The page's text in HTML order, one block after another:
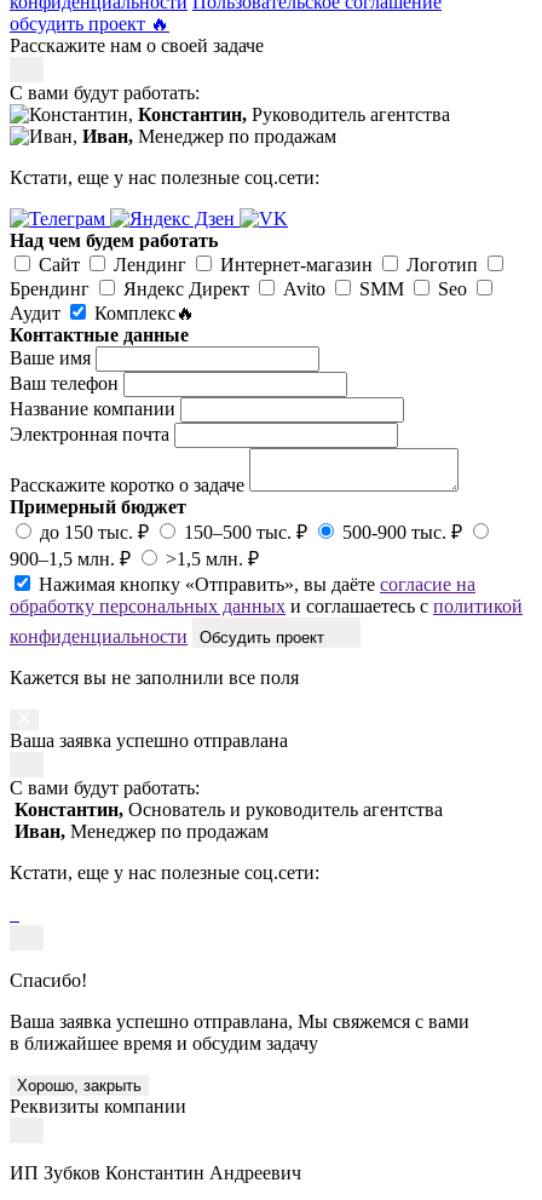
обсудить проект 🔥
Расскажите нам о своей задаче
С вами будут работать:
Константин, Руководитель агентства
Иван, Менеджер по продажам
Кстати, еще у нас полезные соц.сети:
Над чем будем работать
Сайт
Лендинг Интернет-магазин
Логотип
Брендинг
Яндекс Директ Avito SMM
Seo
Аудит
Комплекс🔥
Контактные данные
Ваше имя
Ваш телефон
Название компании
Электронная почта
Расскажите коротко о задаче
Примерный бюджет
до 150 тыс. ₽
150–500 тыс. ₽
500-900 тыс. ₽
900–1,5 млн. ₽
>1,5 млн. ₽
Нажимая кнопку «Отправить», вы даёте согласие на
обработку персональных данных и соглашаетесь с политикой
конфиденциальности
Обсудить проект
Кажется вы не заполнили все поля
Ваша заявка успешно отправлана
С вами будут работать:
Константин, Основатель и руководитель агентства
Иван, Менеджер по продажам
Кстати, еще у нас полезные соц.сети:
Спасибо!
Ваша заявка успешно отправлана, Мы свяжемся с вами
в ближайшее время и обсудим задачу
Хорошо, закрыть
Реквизиты компании
ИП Зубков Константин Андреевич